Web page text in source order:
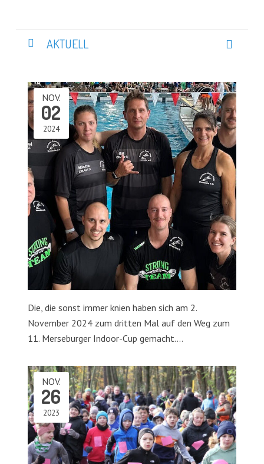
AKTUELL
NOV.
02
2024
Die, die sonst immer knien haben sich am 2.
November 2024 zum dritten Mal auf den Weg zum
11. Merseburger Indoor-Cup gemacht.…
NOV.
26
2023